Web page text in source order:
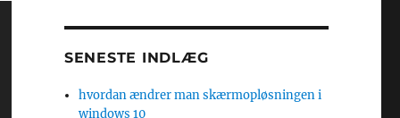
SENESTE INDLÆG
hvordan ændrer man skærmopløsningen i
windows 10